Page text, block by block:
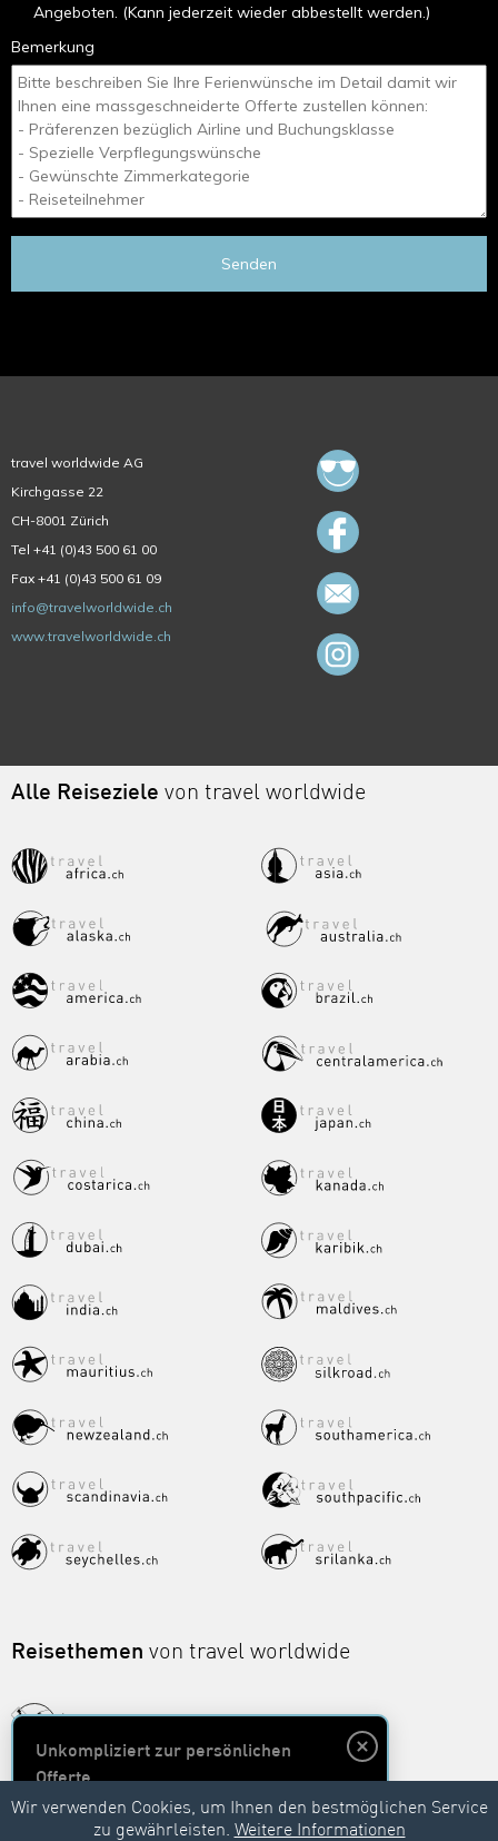
Angeboten. (Kann jederzeit wieder abbestellt werden.)
Bemerkung
Senden
travel worldwide AG
Kirchgasse 22
CH-8001 Zürich
Tel +41 (0)43 500 61 00
Fax +41 (0)43 500 61 09
info@travelworldwide.ch
www.travelworldwide.ch
Alle Reiseziele von travel worldwide
Reisethemen von travel worldwide
Wir verwenden Cookies, um Ihnen den bestmöglichen Service
zu gewährleisten. Weitere Informationen
Unkompliziert zur persönlichen
Offerte
Unverbindlich anfragen